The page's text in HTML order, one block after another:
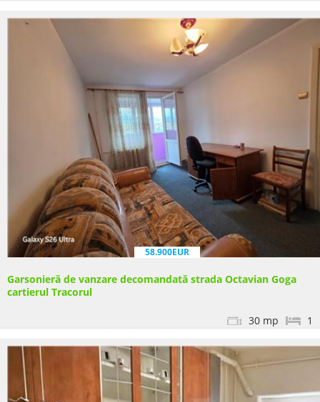
58.900EUR
Garsonieră de vanzare decomandată strada Octavian Goga
cartierul Tracorul
1
30 mp